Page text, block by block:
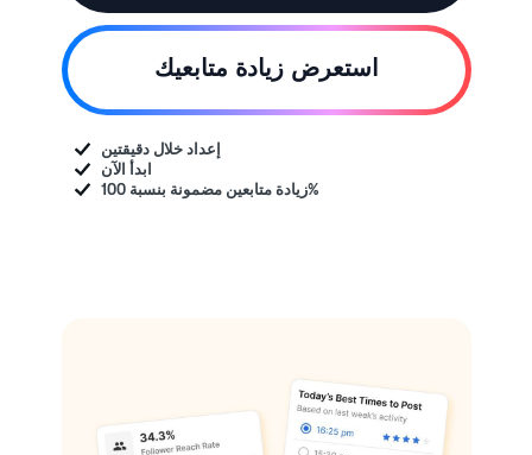
استعرض زيادة متابعيك
إعداد خلال دقيقتين
ابدأ الآن
زيادة متابعين مضمونة بنسبة 100%